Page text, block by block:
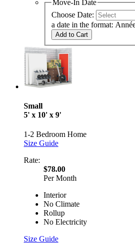
Move-In Date
Choose Date:
a date in the format:
Add to Cart
Small
5' x 10' x 9'
1-2 Bedroom Home
Size Guide
Rate:
$78.00
Per Month
Interior
No Climate
Rollup
No Electricity
Size Guide